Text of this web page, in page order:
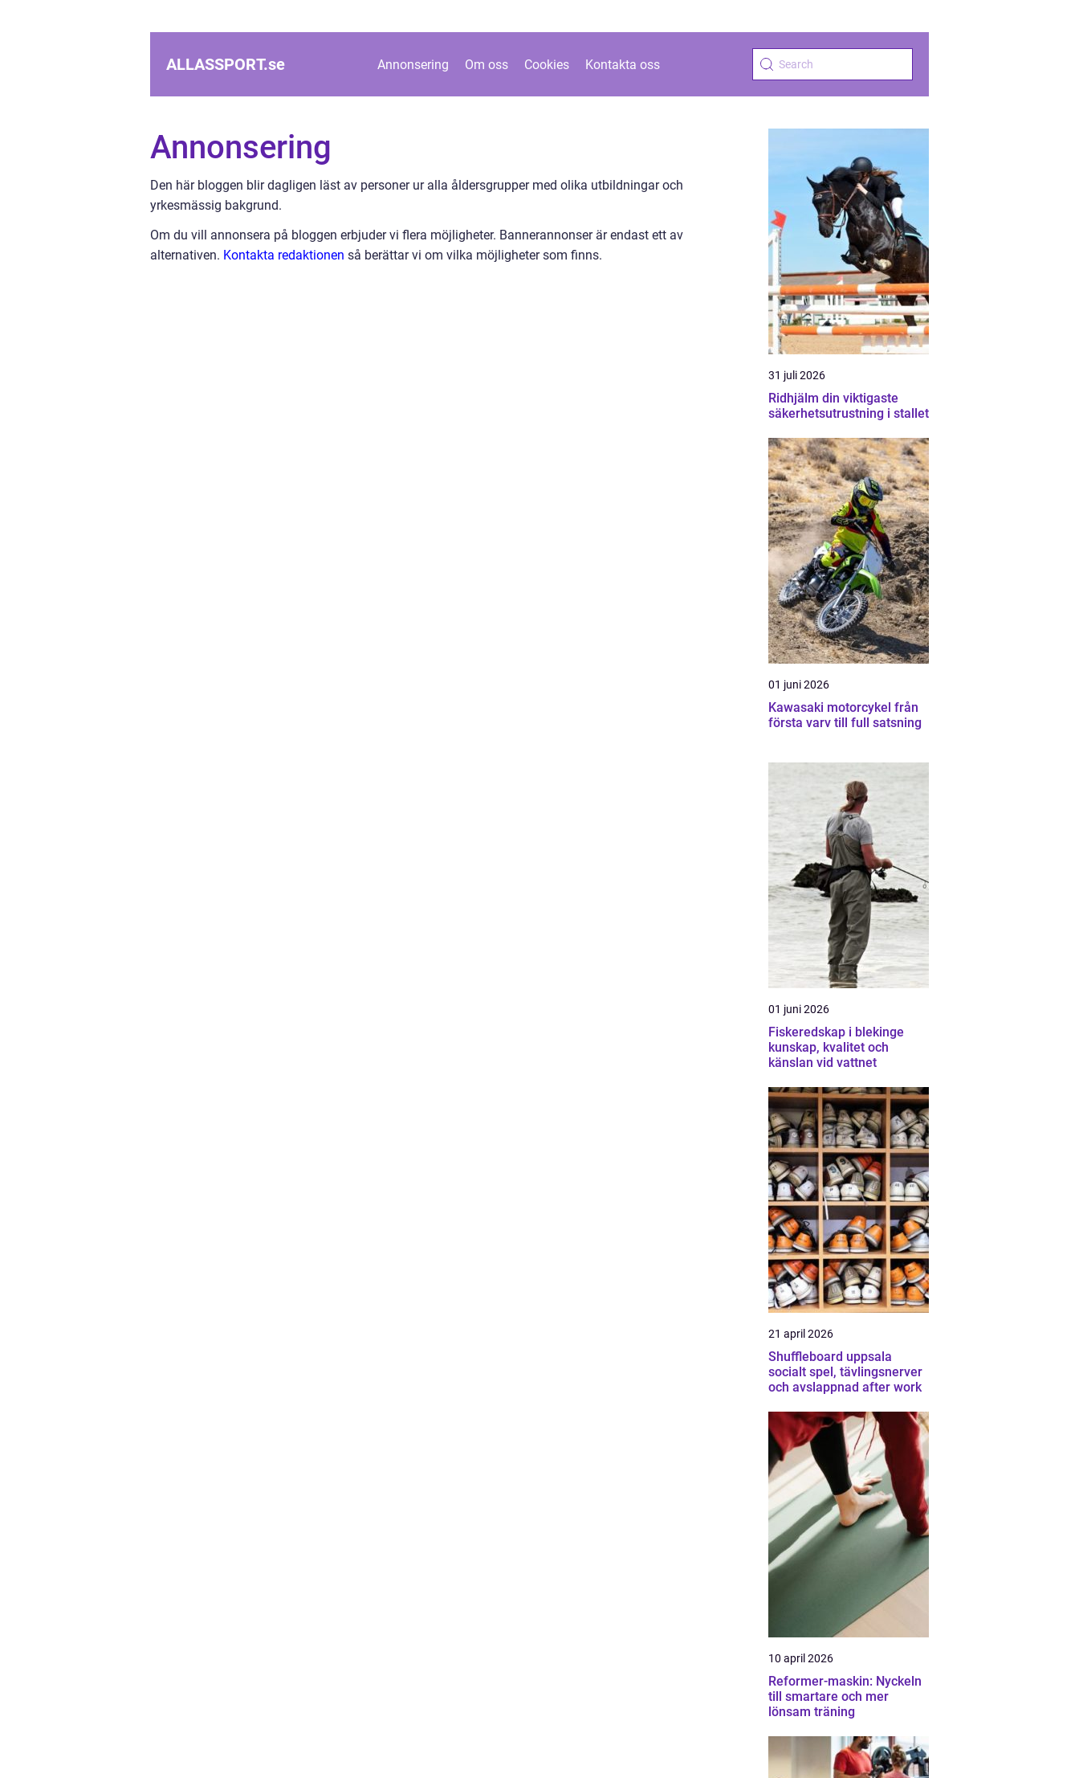
ALLASSPORT.se Annonsering Om oss Cookies Kontakta oss
Annonsering
Den här bloggen blir dagligen läst av personer ur alla åldersgrupper med olika utbildningar och
yrkesmässig bakgrund.
Om du vill annonsera på bloggen erbjuder vi flera möjligheter. Bannerannonser är endast ett av
alternativen. Kontakta redaktionen så berättar vi om vilka möjligheter som finns.
31 juli 2026
Ridhjälm din viktigaste
säkerhetsutrustning i stallet
01 juni 2026
Kawasaki motorcykel från
första varv till full satsning
01 juni 2026
Fiskeredskap i blekinge
kunskap, kvalitet och
känslan vid vattnet
21 april 2026
Shuffleboard uppsala
socialt spel, tävlingsnerver
och avslappnad after work
10 april 2026
Reformer-maskin: Nyckeln
till smartare och mer
lönsam träning